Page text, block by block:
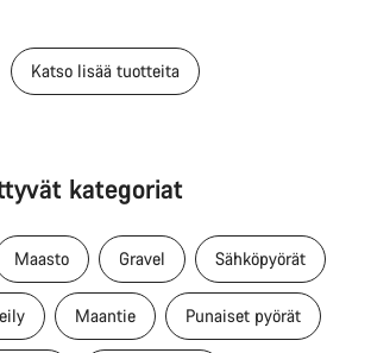
Katso lisää tuotteita
kategoriat
Maasto Gravel Sähköpyörät
Maantie Punaiset pyörät